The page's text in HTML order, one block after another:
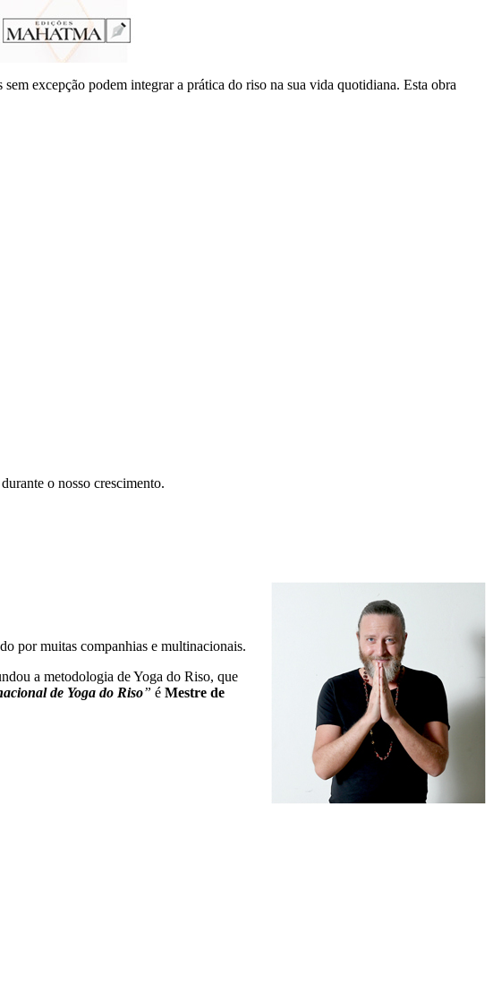
excepção podem integrar a prática do riso na sua vida quotidiana. Esta obra
o nosso crescimento.
por muitas companhias e multinacionais.
a metodologia de Yoga do Riso, que
de Yoga do Riso” é Mestre de